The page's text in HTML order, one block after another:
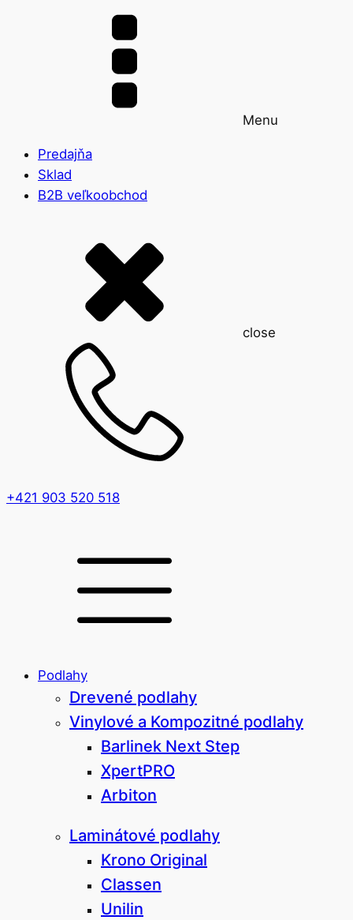
Menu
Predajňa
Sklad
B2B veľkoobchod
close
+421 903 520 518
Podlahy
Drevené podlahy
Vinylové a Kompozitné podlahy
Barlinek Next Step
XpertPRO
Arbiton
Laminátové podlahy
Krono Original
Classen
Unilin